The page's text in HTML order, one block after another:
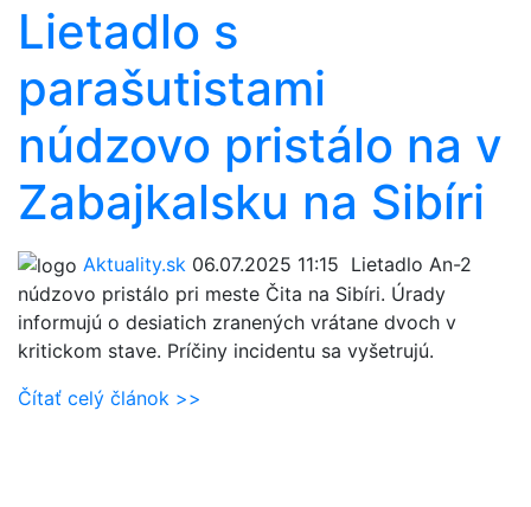
Lietadlo s
parašutistami
núdzovo pristálo na v
Zabajkalsku na Sibíri
Aktuality.sk 06.07.2025 11:15 Lietadlo An-2
núdzovo pristálo pri meste Čita na Sibíri. Úrady
informujú o desiatich zranených vrátane dvoch v
kritickom stave. Príčiny incidentu sa vyšetrujú.
Čítať celý článok >>